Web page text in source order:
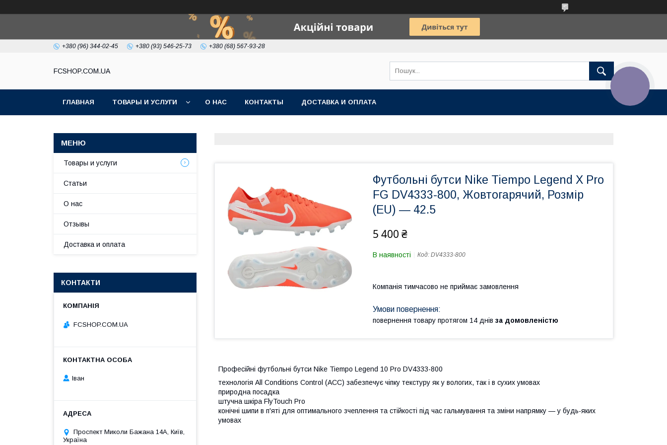
+380 (96) 344-02-45 +380 (93) 546-25-73 +380 (68) 567-93-28
FCSHOP.COM.UA
ГЛАВНАЯ ТОВАРЫ И УСЛУГИ О НАС КОНТАКТЫ ДОСТАВКА И ОПЛАТА
Футбольні бутси Nike Tiempo Legend X Pro
FG DV4333-800, Жовтогарячий, Розмір
(EU) — 42.5
5 400 ₴
В наявності Код: DV4333-800
Компанія тимчасово не приймає замовлення
повернення товару протягом 14 днів за домовленістю
Професійні футбольні бутси Nike Tiempo Legend 10 Pro DV4333-800
технологія All Conditions Control (ACC) забезпечує чіпку текстуру як у вологих, так і в сухих умовах
природна посадка
штучна шкіра FlyTouch Pro
конічні шипи в п'яті для оптимального зчеплення та стійкості під час гальмування та зміни напрямку — у будь-яких
умовах
Товары и услуги
Статьи
О нас
Отзывы
Доставка и оплата
КОНТАКТИ
FCSHOP.COM.UA
Іван
Проспект Миколи Бажана 14А, Київ,
Україна